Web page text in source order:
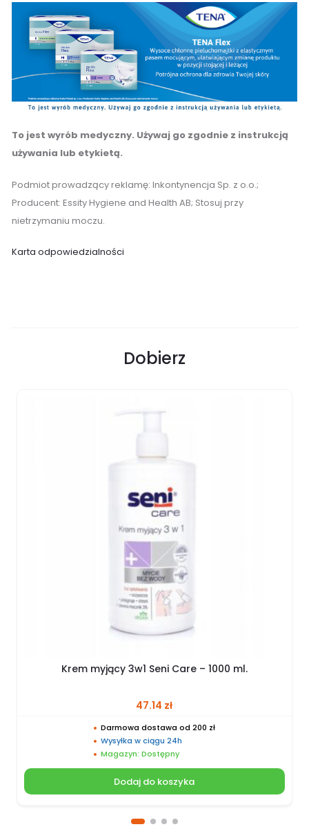
To jest wyrób medyczny. Używaj go zgodnie z instrukcją
używania lub etykietą.
Podmiot prowadzący reklamę: Inkontynencja Sp. z o.o.;
Producent: Essity Hygiene and Health AB; Stosuj przy
nietrzymaniu moczu.
Karta odpowiedzialności
Dobierz
Krem myjący 3w1 Seni Care – 1000 ml.
47.14 zł
Darmowa dostawa od 200 zł
Wysyłka w ciągu 24h
Magazyn: Dostępny
Dodaj do koszyka